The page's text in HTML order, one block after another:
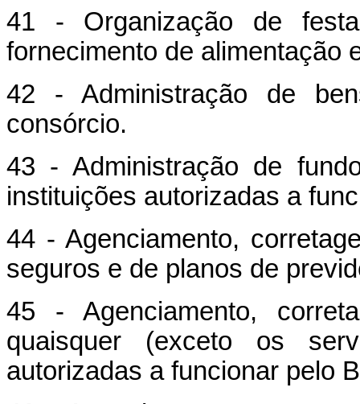
41 - Organização de
fornecimento de alimentação
42 - Administração de
consórcio.
43 - Administração de
instituições autorizadas a
44 - Agenciamento,
seguros e de planos de
45 - Agenciamento,
quaisquer (exceto os
autorizadas a funcionar pelo